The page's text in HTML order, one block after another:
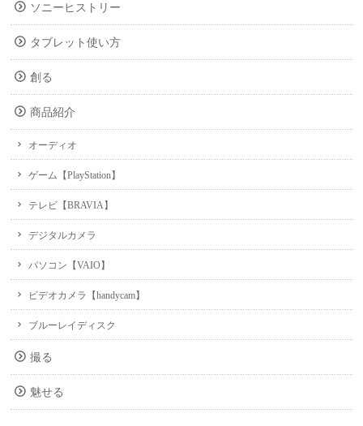
ソニーヒストリー
タブレット使い方
創る
商品紹介
オーディオ
ゲーム【PlayStation】
テレビ【BRAVIA】
デジタルカメラ
パソコン【VAIO】
ビデオカメラ【handycam】
ブルーレイディスク
撮る
魅せる